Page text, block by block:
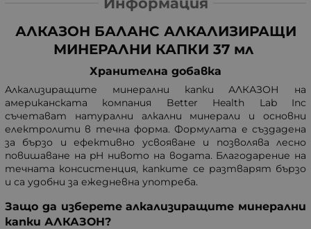
АЛКАЗОН БАЛАНС АЛКАЛИЗИРАЩИ
МИНЕРАЛНИ КАПКИ 37 мл
Хранителна добавка
Алкализиращите минерални капки АЛКАЗОН на
американската компания Better Health Lab Inc
съчетават натурални алкални минерали и основни
електролити в течна форма. Формулата е създадена
за бързо и ефективно усвояване и позволява лесно
повишаване на pH нивото на водата. Благодарение на
течната консистенция, капките се разтварят бързо
и са удобни за ежедневна употреба.
Защо да изберете алкализиращите минерални
капки АЛКАЗОН?